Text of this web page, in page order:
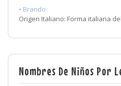
• Brando
Origen Italiano: Forma italiana
Nombres De Niños Por